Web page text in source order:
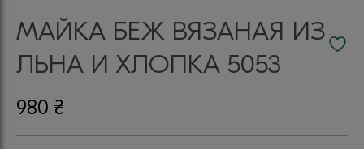
МАЙКА БЕЖ ВЯЗАНАЯ ИЗ
ЛЬНА И ХЛОПКА 5053
980 ₴